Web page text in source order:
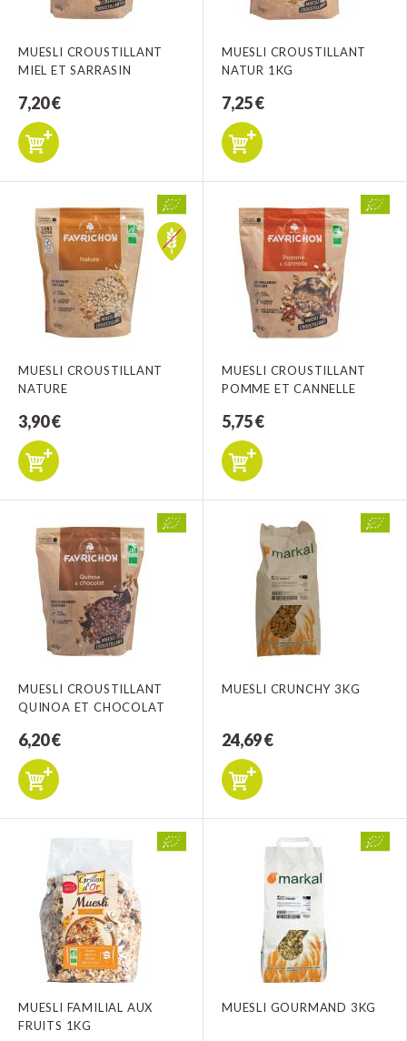
MUESLI CROUSTILLANT
MIEL ET SARRASIN
7,20 €
MUESLI CROUSTILLANT
NATUR 1KG
7,25 €
MUESLI CROUSTILLANT
NATURE
3,90 €
MUESLI CROUSTILLANT
POMME ET CANNELLE
5,75 €
MUESLI CROUSTILLANT
QUINOA ET CHOCOLAT
6,20 €
MUESLI CRUNCHY 3KG
24,69 €
MUESLI FAMILIAL AUX
FRUITS 1KG
MUESLI GOURMAND 3KG